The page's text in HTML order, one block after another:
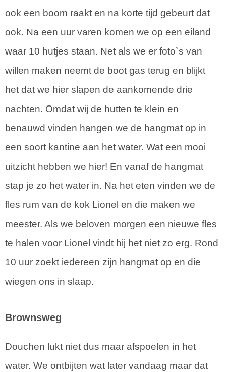
ook een boom raakt en na korte tijd gebeurt dat
ook. Na een uur varen komen we op een eiland
waar 10 hutjes staan. Net als we er foto`s van
willen maken neemt de boot gas terug en blijkt
het dat we hier slapen de aankomende drie
nachten. Omdat wij de hutten te klein en
benauwd vinden hangen we de hangmat op in
een soort kantine aan het water. Wat een mooi
uitzicht hebben we hier! En vanaf de hangmat
stap je zo het water in. Na het eten vinden we de
fles rum van de kok Lionel en die maken we
meester. Als we beloven morgen een nieuwe fles
te halen voor Lionel vindt hij het niet zo erg. Rond
10 uur zoekt iedereen zijn hangmat op en die
wiegen ons in slaap.
Brownsweg
Douchen lukt niet dus maar afspoelen in het
water. We ontbijten wat later vandaag maar dat